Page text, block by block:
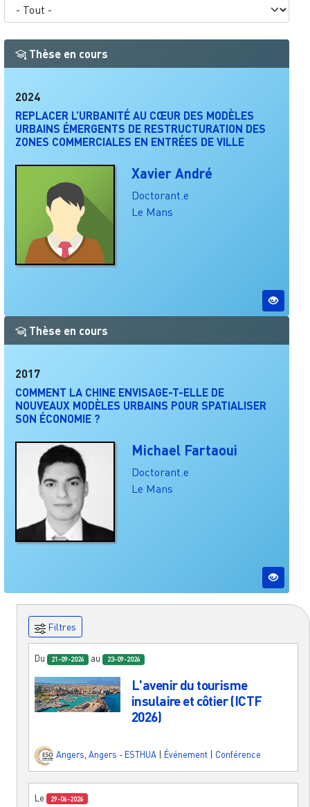
Thèse en cours
2024
REPLACER L’URBANITÉ AU CŒUR DES MODÈLES
URBAINS ÉMERGENTS DE RESTRUCTURATION DES
ZONES COMMERCIALES EN ENTRÉES DE VILLE
Xavier André
Doctorant.e
Le Mans
Thèse en cours
2017
COMMENT LA CHINE ENVISAGE-T-ELLE DE
NOUVEAUX MODÈLES URBAINS POUR SPATIALISER
SON ÉCONOMIE ?
Michael Fartaoui
Doctorant.e
Le Mans
Filtres
Du 21-09-2026 au 23-09-2026
L'avenir du tourisme
insulaire et côtier (ICTF
2026)
Angers Angers - ESTHUA Événement Conférence
Le 29-06-2026